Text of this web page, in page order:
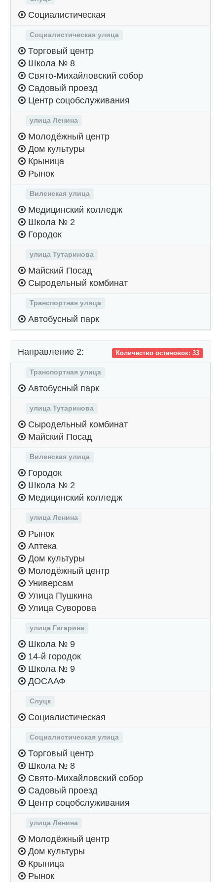
Социалистическая
Социалистическая улица
Торговый центр
Школа № 8
Свято-Михайловский собор
Садовый проезд
Центр соцобслуживания
улица Ленина
Молодёжный центр
Дом культуры
Крыница
Рынок
Виленская улица
Медицинский колледж
Школа № 2
Городок
улица Тутаринова
Майский Посад
Сыродельный комбинат
Транспортная улица
Автобусный парк
Количество остановок: 33
Направление 2:
Транспортная улица
Автобусный парк
улица Тутаринова
Сыродельный комбинат
Майский Посад
Виленская улица
Городок
Школа № 2
Медицинский колледж
улица Ленина
Рынок
Аптека
Дом культуры
Молодёжный центр
Универсам
Улица Пушкина
Улица Суворова
улица Гагарина
Школа № 9
14-й городок
Школа № 9
ДОСААФ
Слуцк
Социалистическая
Социалистическая улица
Торговый центр
Школа № 8
Свято-Михайловский собор
Садовый проезд
Центр соцобслуживания
улица Ленина
Молодёжный центр
Дом культуры
Крыница
Рынок